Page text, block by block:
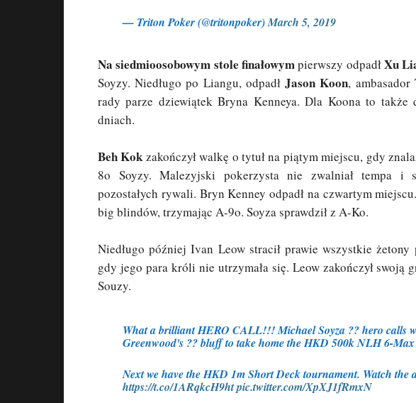
— Triton Poker (@tritonpoker)March 5, 2019
Na siedmioosobowym stole finałowympierwszy odpadłXu
Soyzy. Niedługo po Liangu, odpadłJason Koon,
rady parze dziewiątek Bryna Kenneya. Dla Koona to także
dniach.
Beh Kok zakończył walkę o tytuł na piątym miejscu, gdy
8o Soyzy. Malezyjski pokerzysta nie zwalniał tempa i
pozostałych rywali. Bryn Kenney odpadł na czwartym
big blindów, trzymając A-9o. Soyza sprawdził z A-Ko.
Niedługo później Ivan Leow stracił prawie wszystkie żetony
gdy jego para króli nie utrzymała się. Leow zakończył swoją
Souzy.
What a brilliant HERO CALL!!! Michael Soyza ?? hero calls
Greenwood's ?? bluff to take home the HKD 500k NLH 6-
Next we have the HKD 1m Short Deck tournament. Watch the
https://t.co/1ARqkcH9htpic.twitter.com/XpXJ1fRmxN